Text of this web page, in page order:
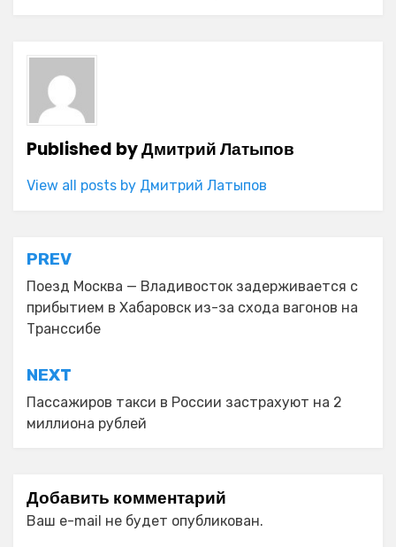
Published byДмитрий Латыпов
View all posts by Дмитрий Латыпов
Навигация
по
записям
PREV
Поезд Москва — Владивосток задерживается с
прибытием в Хабаровск из-за схода вагонов на
Транссибе
NEXT
Пассажиров такси в России застрахуют на 2
миллиона рублей
Добавить комментарий
Ваш e-mail не будет опубликован.